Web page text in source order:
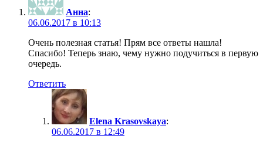
Анна:
06.06.2017 в 10:13
Очень полезная статья! Прям все ответы нашла!
Спасибо! Теперь знаю, чему нужно подучиться в первую
очередь.
Ответить
Elena Krasovskaya:
06.06.2017 в 12:49